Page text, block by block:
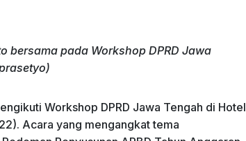
bersama pada Workshop DPRD Jawa
Workshop DPRD Jawa Tengah di Hotel
Acara yang mengangkat tema